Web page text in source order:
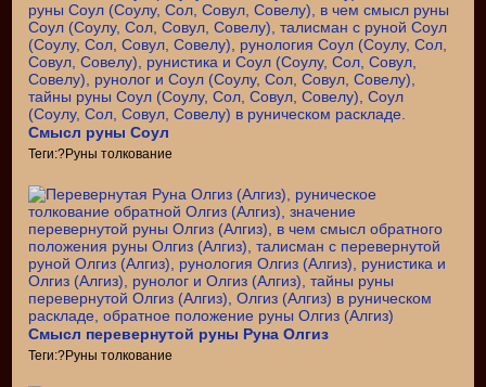
Смысл руны Соул
Теги:?Руны толкование
Смысл перевернутой руны Руна Олгиз
Теги:?Руны толкование